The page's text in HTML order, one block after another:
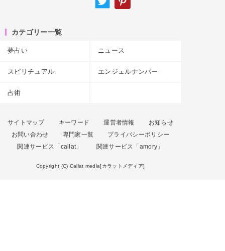
カテゴリー一覧
夢占い ニュース
スピリチュアル エンジェルナンバー
占術
サイトマップ キーワード 運営者情報
お知らせ
お問い合わせ
専門家一覧
プライバシーポリシー
関連サービス「callat」
関連サービス「amory」
Copyright (C) Callat media[カラットメディア]